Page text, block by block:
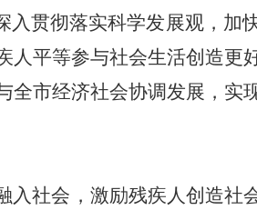
入贯彻落实科学发展观，加
平等参与社会生活创造更
市经济社会协调发展，实
入社会，激励残疾人创造社